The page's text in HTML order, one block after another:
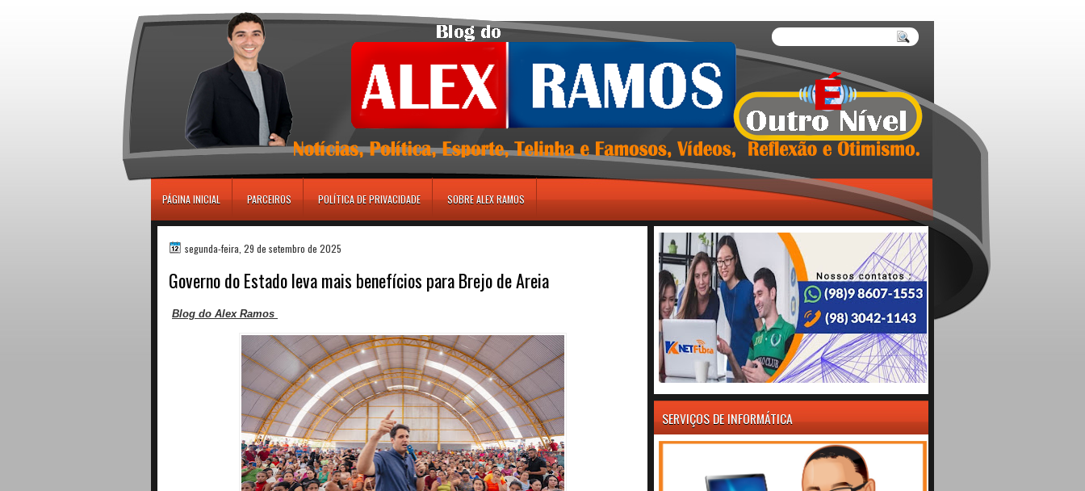
PÁGINA INICIAL PARCEIROS POLÍTICA DE PRIVACIDADE SOBRE ALEX RAMOS
segunda-feira, 29 de setembro de 2025
Governo do Estado leva mais benefícios para Brejo de Areia
Blog do Alex Ramos
SERVIÇOS DE INFORMÁTICA